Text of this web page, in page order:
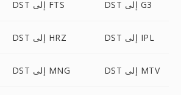
DST إلى FTS DST إلى G3
DST إلى HRZ DST إلى IPL
DST إلى MNG DST إلى MTV